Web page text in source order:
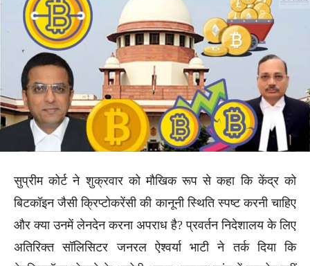
सुप्रीम कोर्ट ने शुक्रवार को मौखिक रूप से कहा कि केंद्र को
बिटकॉइन जैसी क्रिप्टोकरेंसी की कानूनी स्थिति स्पष्ट करनी चाहिए
और क्या उनमें लेनदेन करना अपराध है? प्रवर्तन निदेशालय के लिए
अतिरिक्त सॉलिसिटर जनरल ऐश्वर्या भाटी ने तर्क दिया कि